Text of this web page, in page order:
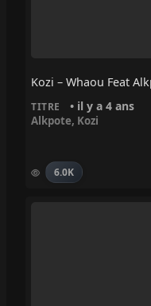
Kozi – Whaou Feat
TITRE • il y a 4 ans
Alkpote, Kozi
6.0K